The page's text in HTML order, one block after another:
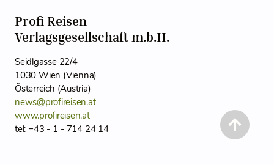
Profi Reisen
Verlagsgesellschaft m.b.H.
Seidlgasse 22/4
1030 Wien (Vienna)
Österreich (Austria)
news@profireisen.at
www.profireisen.at
tel: +43 - 1 - 714 24 14